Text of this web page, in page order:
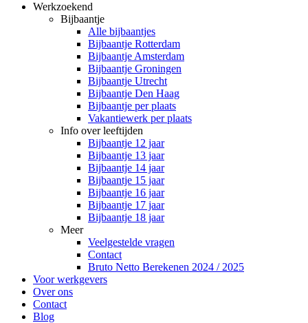
Werkzoekend
Bijbaantje
Alle bijbaantjes
Bijbaantje Rotterdam
Bijbaantje Amsterdam
Bijbaantje Groningen
Bijbaantje Utrecht
Bijbaantje Den Haag
Bijbaantje per plaats
Vakantiewerk per plaats
Info over leeftijden
Bijbaantje 12 jaar
Bijbaantje 13 jaar
Bijbaantje 14 jaar
Bijbaantje 15 jaar
Bijbaantje 16 jaar
Bijbaantje 17 jaar
Bijbaantje 18 jaar
Meer
Veelgestelde vragen
Contact
Bruto Netto Berekenen 2024 / 2025
Voor werkgevers
Over ons
Contact
Blog